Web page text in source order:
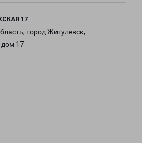
17
город Жигулевск,
17